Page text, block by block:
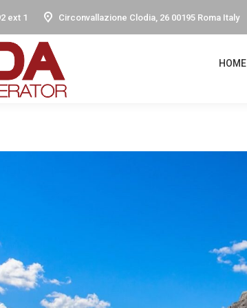
ext 1 Circonvallazione Clodia, 26 00195 Roma Italy
HOME